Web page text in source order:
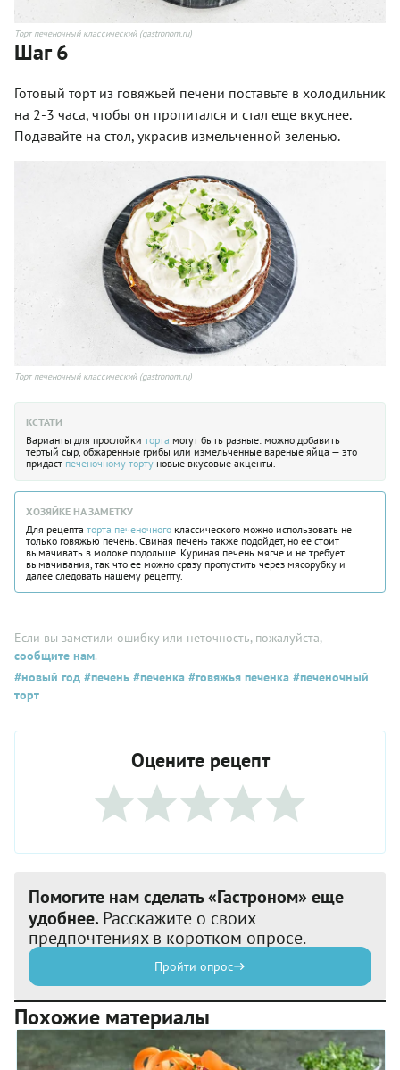
Торт печеночный классический (gastronom.ru)
Шаг 6
Готовый торт из говяжьей печени поставьте в холодильник
на 2-3 часа, чтобы он пропитался и стал еще вкуснее.
Подавайте на стол, украсив измельченной зеленью.
Торт печеночный классический (gastronom.ru)
КСТАТИ
Варианты для прослойки торта могут быть разные: можно добавить
тертый сыр, обжаренные грибы или измельченные вареные яйца — это
придаст печеночному торту новые вкусовые акценты.
ХОЗЯЙКЕ НА ЗАМЕТКУ
Для рецепта торта печеночного классического можно использовать не
только говяжью печень. Свиная печень также подойдет, но ее стоит
вымачивать в молоке подольше. Куриная печень мягче и не требует
вымачивания, так что ее можно сразу пропустить через мясорубку и
далее следовать нашему рецепту.
Если вы заметили ошибку или неточность, пожалуйста,
сообщите нам.
#новый год #печень #печенка #говяжья печенка #печеночный
торт
Оцените рецепт
Помогите нам сделать «Гастроном» еще
удобнее. Расскажите о своих
предпочтениях в коротком опросе.
Пройти опрос
Похожие материалы